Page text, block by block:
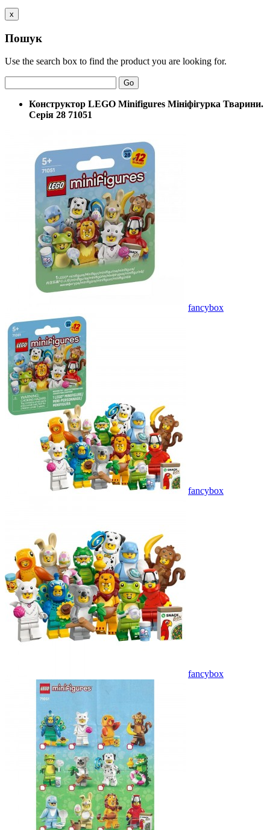
x
Пошук
Use the search box to find the product you are looking for.
Go
Конструктор LEGO Minifigures Мініфігурка Тварини.
Серія 28 71051
fancybox
fancybox
fancybox